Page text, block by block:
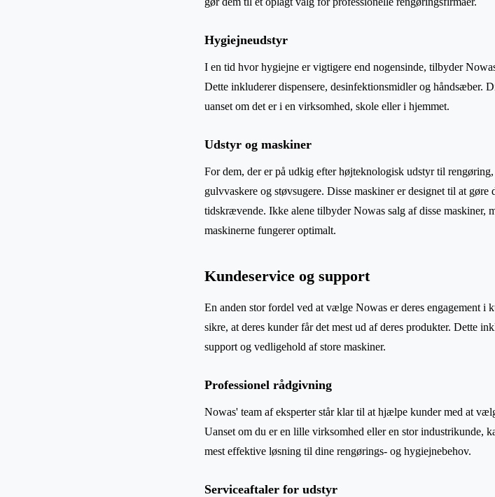
Hygiejneudstyr
I en tid hvor hygiejne er vigtigere end nogensinde, tilbyder
Dette inkluderer dispensere, desinfektionsmidler og håndsæber.
uanset om det er i en virksomhed, skole eller i hjemmet.
Udstyr og maskiner
For dem, der er på udkig efter højteknologisk udstyr til
gulvvaskere og støvsugere. Disse maskiner er designet til at
tidskrævende. Ikke alene tilbyder Nowas salg af disse maskiner,
maskinerne fungerer optimalt.
Kundeservice og support
En anden stor fordel ved at vælge Nowas er deres engagement i
sikre, at deres kunder får det mest ud af deres produkter. Dette
support og vedligehold af store maskiner.
Professionel rådgivning
Nowas' team af eksperter står klar til at hjælpe kunder med at
Uanset om du er en lille virksomhed eller en stor industrikunde,
mest effektive løsning til dine rengørings- og hygiejnebehov.
Serviceaftaler for udstyr